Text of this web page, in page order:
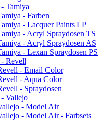
Tamiya
- Farben
- Lacquer Paints LP
- Acryl Spraydosen TS
- Acryl Spraydosen AS
- Lexan Spraydosen PS
Revell
- Email Color
- Aqua Color
- Spraydosen
Vallejo
- Model Air
- Model Air - Farbsets